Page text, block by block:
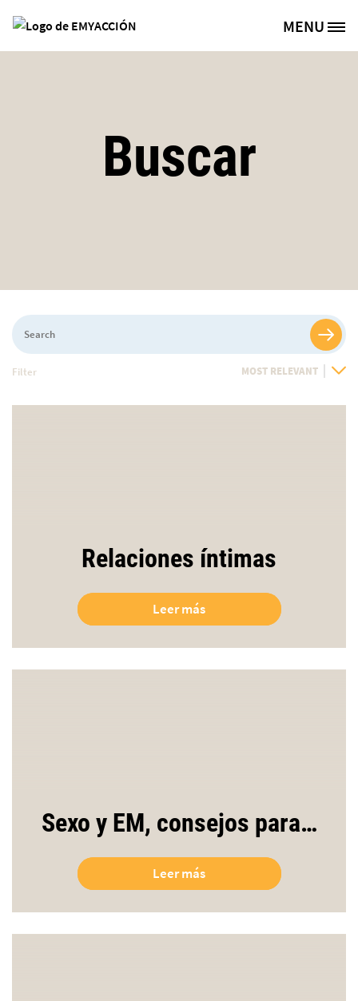
Site Logo MENU
Buscar
Search
Filter
Sort
Relaciones íntimas
Leer más
Sexo y EM, consejos para…
Leer más